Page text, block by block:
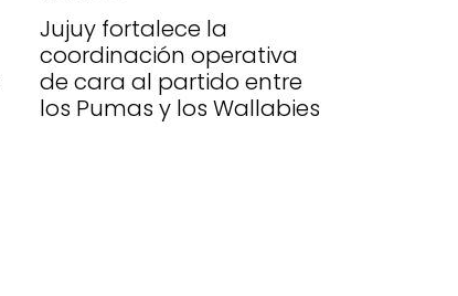
Jujuy fortalece la
coordinación operativa
de cara al partido entre
los Pumas y los Wallabies